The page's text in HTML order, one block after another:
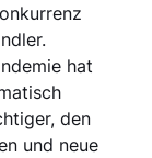
hat
den
und neue